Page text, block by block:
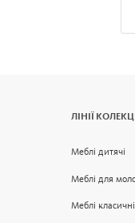
ЛІНІЇ
Меблі дитячі
Меблі для
Меблі класичні